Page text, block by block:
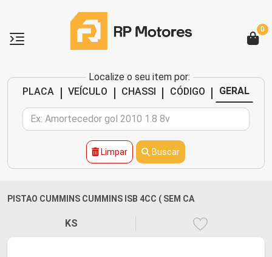
Localize o seu item por:
PLACA
| VEÍCULO | CHASSI | CÓDIGO | GERAL
Limpar Buscar
0
PISTAO CUMMINS CUMMINS ISB 4CC ( SEM CA
KS